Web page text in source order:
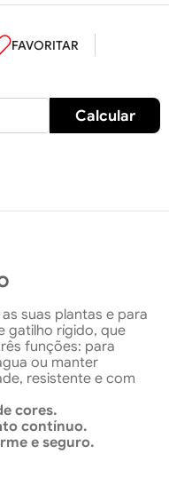
suas plantas e para
gatilho rígido, que
funções: para
ou manter
resistente e com
cores.
contínuo.
e seguro.